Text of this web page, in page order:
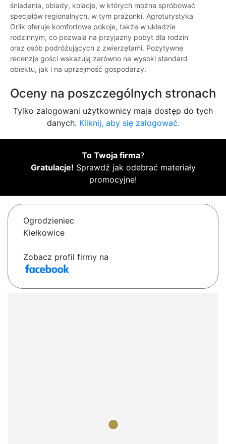
śniadania, obiady, kolacje, w których można spróbować
specjałów regionalnych, w tym prażonki. Agroturystyka
Orlik oferuje komfortowe pokoje, także w układzie
rodzinnym, co pozwala na przyjazny pobyt dla rodzin
oraz osób podróżujących z zwierzętami. Pozytywne
recenzje gości wskazują zarówno na wysoki standard
obiektu, jak i na uprzejmość gospodarzy.
Oceny na poszczególnych stronach
Tylko zalogowani użytkownicy maja dostęp do tych
danych. Kliknij, aby się zalogować.
To Twoja firma?
Gratulacje! Sprawdź jak odebrać materiały
promocyjne!
Ogrodzieniec
Kiełkowice
Zobacz profil firmy na